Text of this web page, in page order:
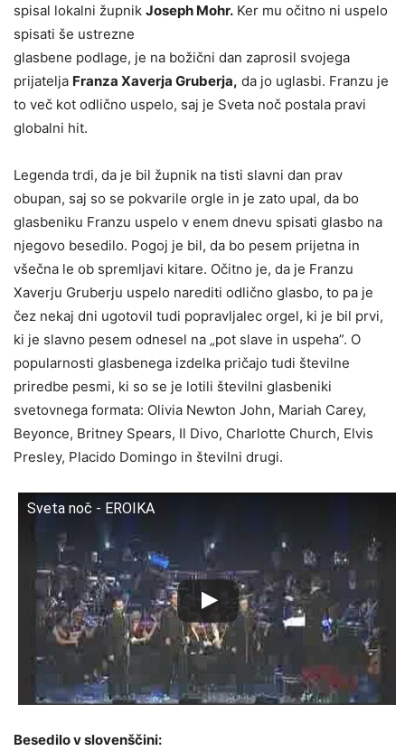
spisal lokalni župnik Joseph Mohr. Ker mu očitno ni uspelo
spisati še ustrezne
glasbene podlage, je na božični dan zaprosil svojega
prijatelja Franza Xaverja Gruberja, da jo uglasbi. Franzu je
to več kot odlično uspelo, saj je Sveta noč postala pravi
globalni hit.
Legenda trdi, da je bil župnik na tisti slavni dan prav
obupan, saj so se pokvarile orgle in je zato upal, da bo
glasbeniku Franzu uspelo v enem dnevu spisati glasbo na
njegovo besedilo. Pogoj je bil, da bo pesem prijetna in
všečna le ob spremljavi kitare. Očitno je, da je Franzu
Xaverju Gruberju uspelo narediti odlično glasbo, to pa je
čez nekaj dni ugotovil tudi popravljalec orgel, ki je bil prvi,
ki je slavno pesem odnesel na „pot slave in uspeha”. O
popularnosti glasbenega izdelka pričajo tudi številne
priredbe pesmi, ki so se je lotili številni glasbeniki
svetovnega formata: Olivia Newton John, Mariah Carey,
Beyonce, Britney Spears, Il Divo, Charlotte Church, Elvis
Presley, Placido Domingo in številni drugi.
Sveta noč - EROIKA
Besedilo v slovenščini: